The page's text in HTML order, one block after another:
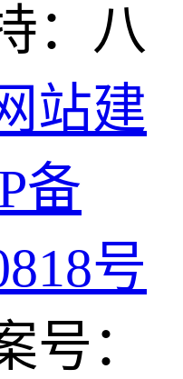
：八
站建
备
号
号：